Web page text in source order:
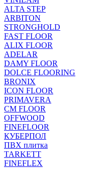
ALTA STEP
ARBITON
STRONGHOLD
FAST FLOOR
ALIX FLOOR
ADELAR
DAMY FLOOR
DOLCE FLOORING
BRONIX
ICON FLOOR
PRIMAVERA
CM FLOOR
OFFWOOD
FINEFLOOR
КУБЕРПОЛ
ПВХ плитка
TARKETT
FINEFLEX